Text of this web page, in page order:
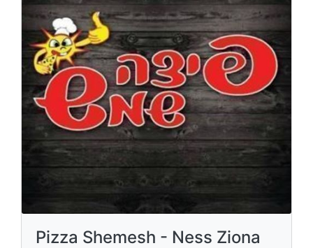
Pizza Shemesh - Ness Ziona